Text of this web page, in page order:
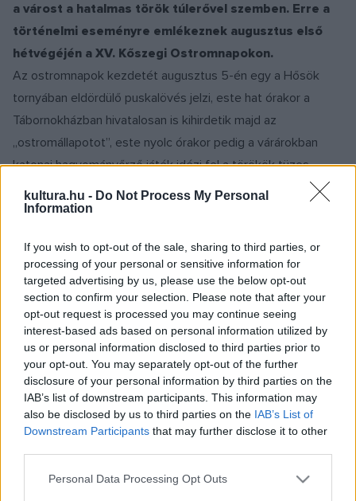
kultura.hu - Do Not Process My Personal
Information
If you wish to opt-out of the sale, sharing to third parties, or
processing of your personal or sensitive information for
targeted advertising by us, please use the below opt-out
section to confirm your selection. Please note that after your
opt-out request is processed you may continue seeing
interest-based ads based on personal information utilized by
us or personal information disclosed to third parties prior to
your opt-out. You may separately opt-out of the further
disclosure of your personal information by third parties on the
IAB’s list of downstream participants. This information may
also be disclosed by us to third parties on the IAB’s List of
Downstream Participants that may further disclose it to other
Please note that this website/app uses one or more Google
Personal Data Processing Opt Outs
a várost a hatalmas török túlerővel szemben. Erre a
történelmi eseményre emlékeznek augusztus első
hétvégéjén a XV. Kőszegi Ostromnapokon.
Az ostromnapok kezdetét augusztus 5-én egy a Hősök
tornyában eldördülő puskalövés jelzi, este hat órakor a
Tábornokházban hivatalosan is kihirdetik majd az
„ostromállapotot”, este nyolc órakor pedig a várárokban
katonai hagyományőrző játék idézi fel a törökök tüzes
támadását, amelyet a résztvevők fáklyás bevonulása követ
a várárokból a Jurisics térre – közölte Pócza Zoltán, a
A következő két napban többször megostromolják majd a
törökök Kőszeget, lesz például külön gyermekostrom,
szombat délelőtt pedig a török sereg egy része sétát tesz
Kőszeg belvárosában.
Az Ostromnapok keretében idén is megrendezik a
Hetedíziglen Történelmi Íjászversenyt, többször is fellépnek
a Kőszegi Vonósok, tűztáncot ad elő a Be-Jó Történelmi
Táncegyüttes, lesz élőszereplős ostromjáték, apródpróba,
hastáncbemutató, várvédő mustra, és indul egy Török-lesen